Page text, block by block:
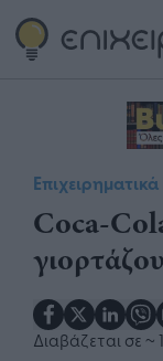
Coca-
Διαβάζεται σε ~